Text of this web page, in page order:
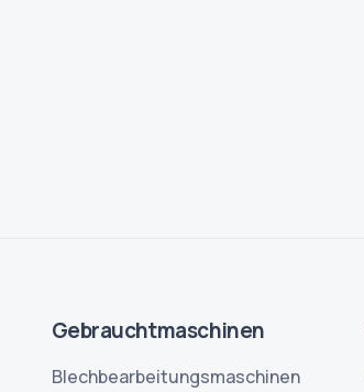
Gebrauchtmaschinen
Blechbearbeitungsmaschinen